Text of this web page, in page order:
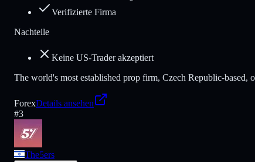
Verifizierte Firma
Nachteile
Keine US-Trader akzeptiert
The world's most established prop firm, Czech Republic-
ForexDetails ansehen
#3
The5ers